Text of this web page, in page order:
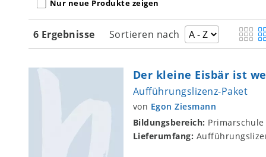
Nur neue Produkte zeigen
6 Ergebnisse Sortieren nach
Der kleine Eisbär ist
Aufführungslizenz-Paket
von Egon Ziesmann
Bildungsbereich: Primarschule
Lieferumfang: